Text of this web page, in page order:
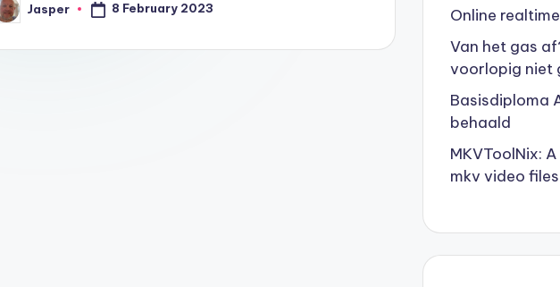
Jasper 8 February 2023
Online
Van het gas
voorlopig niet
Basisdiploma
behaald
MKVToolNix:
mkv video files